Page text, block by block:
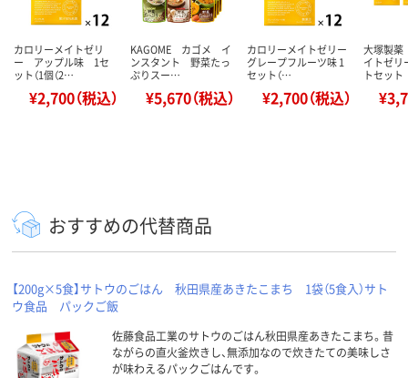
カロリーメイトゼリ
ー アップル味 1セ
ット（1個（2…
¥2,700（税込）
KAGOME カゴメ イ
ンスタント 野菜たっ
ぷりスー…
¥5,670（税込）
カロリーメイトゼリー
グレープフルーツ味 1
セット（…
¥2,700（税込）
大塚製
イトゼリ
トセッ
おすすめの代替商品
【200g×5食】サトウのごはん 秋田県産あきたこまち 1袋（5食入）サト
ウ食品 パックご飯
佐藤食品工業のサトウのごはん秋田県産あきたこまち。昔
ながらの直火釜炊きし、無添加なので炊きたての美味しさ
が味わえるパックごはんです。